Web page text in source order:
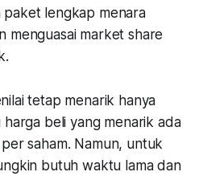
paket lengkap menara
menguasai market share
tetap menarik hanya
harga beli yang menarik ada
saham. Namun, untuk
butuh waktu lama dan